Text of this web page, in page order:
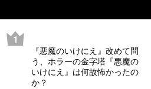
『悪魔のいけにえ』改めて問
う、ホラーの金字塔『悪魔の
いけにえ』は何故怖かったの
か？